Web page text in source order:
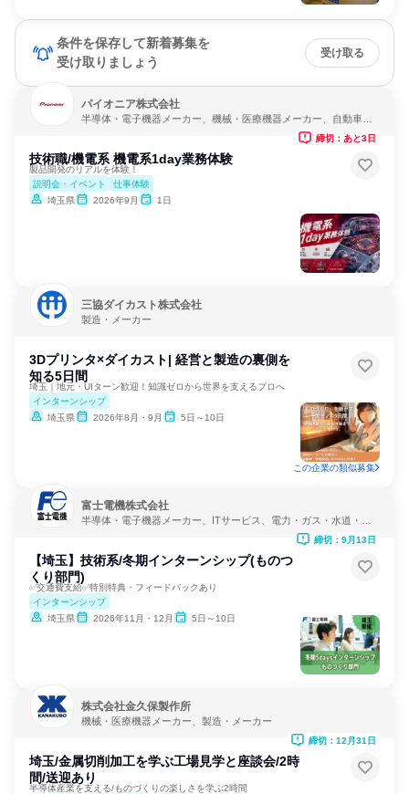
条件を保存して新着募集を
受け取りましょう
受け取る
パイオニア株式会社
半導体・電子機器メーカー、機械・医療機器メーカー、自動車・
技術職/機電系 機電系1day業務体験
製品開発のリアルを体験！
説明会・イベント
仕事体験
埼玉県
2026年9月 1日
締切：あと3日
三協ダイカスト株式会社
製造・メーカー
3Dプリンタ×ダイカスト| 経営と製造の裏側を
知る5日間
埼玉｜地元・UIターン歓迎！知識ゼロから世界を支えるプロへ
インターンシップ
埼玉県
2026年8月・9月 5日～10日
この企業の類似募集
富士電機株式会社
半導体・電子機器メーカー、ITサービス、電力・ガス・水道・エ
【埼玉】技術系/冬期インターンシップ(ものつ
くり部門)
✅交通費支給✅特別特典・フィードバックあり
インターンシップ
埼玉県
2026年11月・12月 5日～10日
締切：9月13日
株式会社金久保製作所
機械・医療機器メーカー、製造・メーカー
埼玉/金属切削加工を学ぶ工場見学と座談会/2時
間/送迎あり
半導体産業を支える/ものづくりの楽しさを学ぶ2時間
締切：12月31日